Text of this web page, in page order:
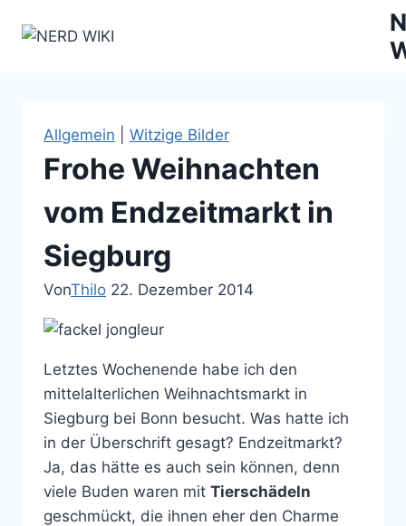
Inhalt
Allgemein Witzige Bilder
Frohe Weihnachten
vom Endzeitmarkt in
Siegburg
VonThilo 22. Dezember 2014
Letztes Wochenende habe ich den
mittelalterlichen Weihnachtsmarkt in
Siegburg bei Bonn besucht. Was hatte ich
in der Überschrift gesagt? Endzeitmarkt?
Ja, das hätte es auch sein können, denn
viele Buden waren mit Tierschädeln
geschmückt, die ihnen eher den Charme